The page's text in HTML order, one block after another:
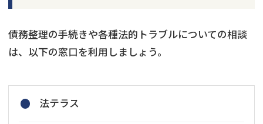
債務整理の手続きや各種法的トラブルについての相談
は、以下の窓口を利用しましょう。
法テラス